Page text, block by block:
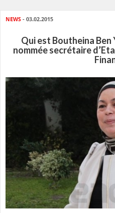
NEWS - 03.02.2015
Qui est Boutheina Ben
nommée secrétaire